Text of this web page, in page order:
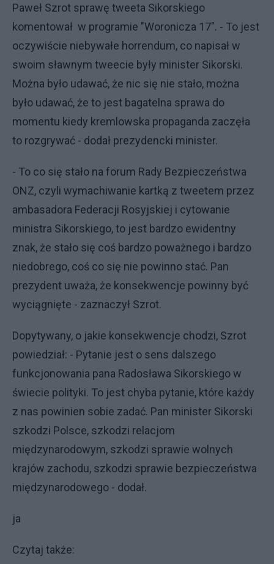
Paweł Szrot sprawę tweeta Sikorskiego
komentował w programie "Woronicza 17". - To jest
oczywiście niebywałe horrendum, co napisał w
swoim sławnym tweecie były minister Sikorski.
Można było udawać, że nic się nie stało, można
było udawać, że to jest bagatelna sprawa do
momentu kiedy kremlowska propaganda zaczęła
to rozgrywać - dodał prezydencki minister.
- To co się stało na forum Rady Bezpieczeństwa
ONZ, czyli wymachiwanie kartką z tweetem przez
ambasadora Federacji Rosyjskiej i cytowanie
ministra Sikorskiego, to jest bardzo ewidentny
znak, że stało się coś bardzo poważnego i bardzo
niedobrego, coś co się nie powinno stać. Pan
prezydent uważa, że konsekwencje powinny być
wyciągnięte - zaznaczył Szrot.
Dopytywany, o jakie konsekwencje chodzi, Szrot
powiedział: - Pytanie jest o sens dalszego
funkcjonowania pana Radosława Sikorskiego w
świecie polityki. To jest chyba pytanie, które każdy
z nas powinien sobie zadać. Pan minister Sikorski
szkodzi Polsce, szkodzi relacjom
międzynarodowym, szkodzi sprawie wolnych
krajów zachodu, szkodzi sprawie bezpieczeństwa
międzynarodowego - dodał.
ja
Czytaj także: